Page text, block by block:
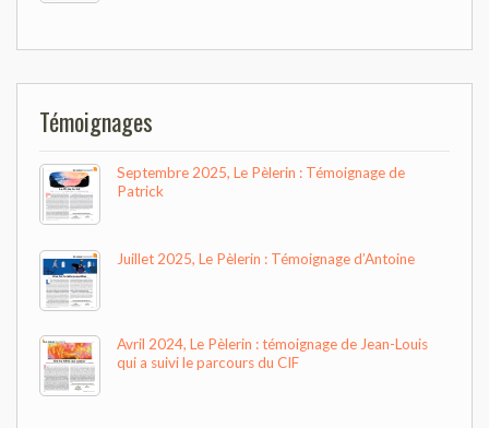
Témoignages
Septembre 2025, Le Pèlerin : Témoignage de
Patrick
Juillet 2025, Le Pèlerin : Témoignage d’Antoine
Avril 2024, Le Pèlerin : témoignage de Jean-Louis
qui a suivi le parcours du CIF